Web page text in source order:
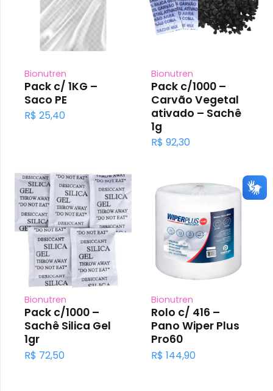
Bionutren
Pack c/ 1KG –
Saco PE
R$ 25,40
Bionutren
Pack c/1000 –
Carvão Vegetal
ativado – Sachê
1g
R$ 92,30
Bionutren
Pack c/1000 –
Sachê Silica Gel
1gr
R$ 72,50
Bionutren
Rolo c/ 416 –
Pano Wiper Plus
Pro60
R$ 144,90